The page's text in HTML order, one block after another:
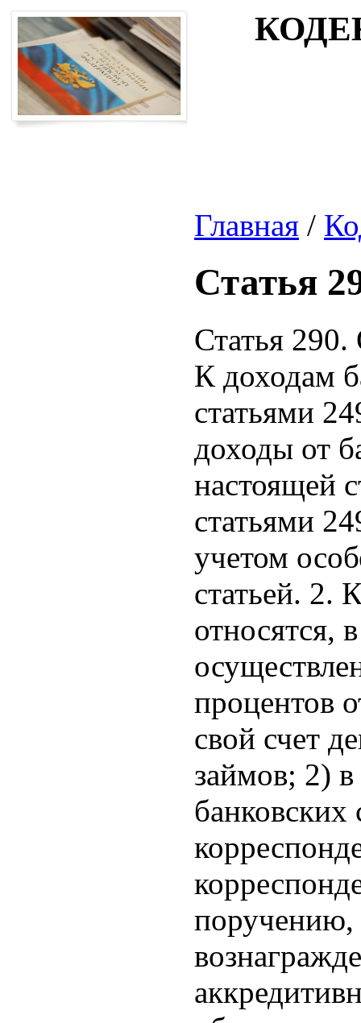
Главная /
Статья
Статья 290.
К доходам
статьями
доходы от
настоящей
статьями
учетом
статьей. 2.
относятся,
процентов
свой счет
займов; 2)
банковских
поручению,